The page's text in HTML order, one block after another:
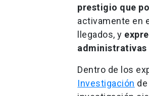
prestigio que
activamente en
llegados, y
administrativas
Dentro de los
Investigación